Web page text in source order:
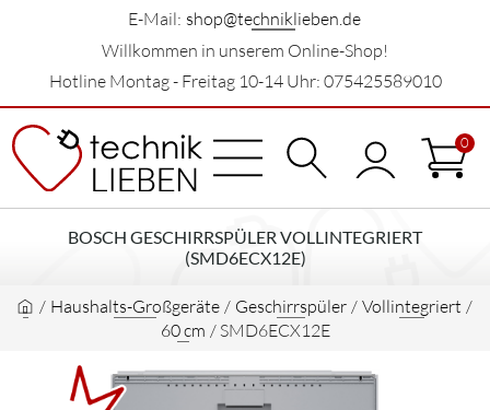
E-Mail: shop@techniklieben.de
Willkommen in unserem Online-Shop!
Hotline Montag - Freitag 10-14 Uhr: 075425589010
0
BOSCH GESCHIRRSPÜLER VOLLINTEGRIERT
(SMD6ECX12E)
/ Haushalts-Großgeräte / Geschirrspüler / Vollintegriert /
60 cm / SMD6ECX12E